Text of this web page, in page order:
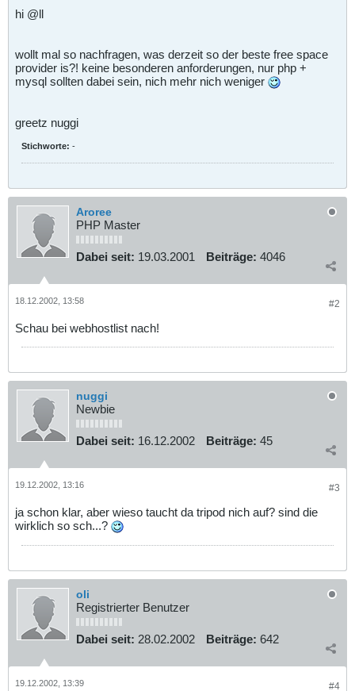
hi @ll
wollt mal so nachfragen, was derzeit so der beste free space
provider is?! keine besonderen anforderungen, nur php +
mysql sollten dabei sein, nich mehr nich weniger
greetz nuggi
Stichworte: -
Aroree
PHP Master
Dabei seit: 19.03.2001 Beiträge: 4046
#2
18.12.2002, 13:58
Schau bei webhostlist nach!
nuggi
Newbie
Dabei seit: 16.12.2002 Beiträge: 45
#3
19.12.2002, 13:16
ja schon klar, aber wieso taucht da tripod nich auf? sind die
wirklich so sch...?
oli
Registrierter Benutzer
Dabei seit: 28.02.2002 Beiträge: 642
#4
19.12.2002, 13:39